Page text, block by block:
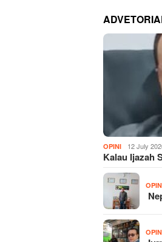
OPINI 12 July
Kalau Ijazah